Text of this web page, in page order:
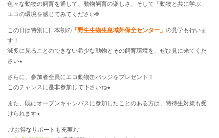
色々な動物の飼育を通して、動物飼育の楽しさ、そして「動物と共に学ぶ」
エコの環境を感じてみてください☺
この日は特別に日本初の 「野生生物生息域外保全センター」 の見学も行いま
す！
滅多に見ることのできない希少な動物とその飼育環境を、ぜひ見に来てくだ
さい★
さらに、参加者全員にエコ動物缶バッジをプレゼント！
このチャンスに是非参加して下さいね★
また、既にオープンキャンパスに参加したことのある方は、特待生対策も受
けられます★
♪♪お得なサポートも充実♪♪